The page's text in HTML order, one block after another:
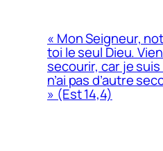
« Mon Seigneur,
toi le seul Dieu.
secourir, car je
n’ai pas d’autre
» (Est 14,4)